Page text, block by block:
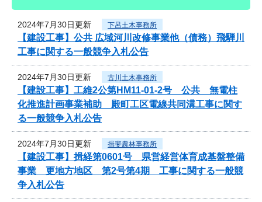
2024年7月30日更新 下呂土木事務所
【建設工事】公共 広域河川改修事業他（債務）飛騨川
工事に関する一般競争入札公告
2024年7月30日更新 古川土木事務所
【建設工事】工維2公第HM11-01-2号 公共 無電柱
化推進計画事業補助 殿町工区電線共同溝工事に関す
る一般競争入札公告
2024年7月30日更新 揖斐農林事務所
【建設工事】揖経第0601号 県営経営体育成基盤整備
事業 更地方地区 第2号第4期 工事に関する一般競
争入札公告